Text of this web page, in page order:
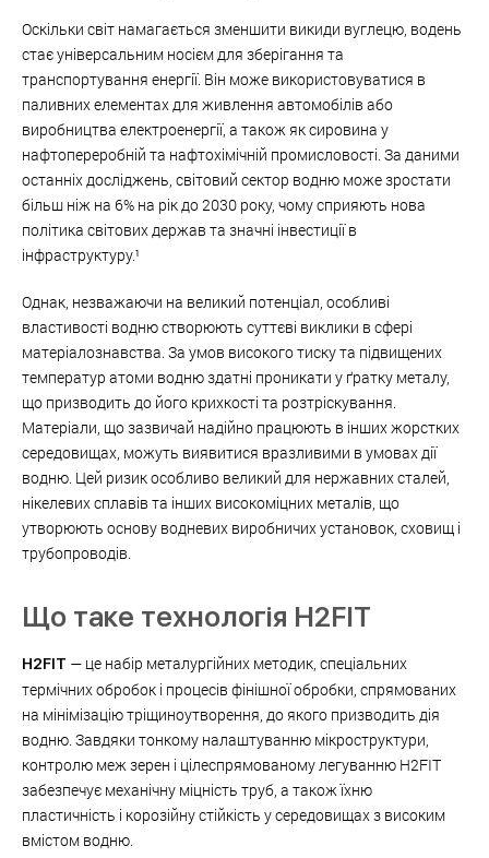
Оскільки світ намагається зменшити викиди вуглецю, водень
стає універсальним носієм для зберігання та
транспортування енергії. Він може використовуватися в
паливних елементах для живлення автомобілів або
виробництва електроенергії, а також як сировина у
нафтопереробній та нафтохімічній промисловості. За даними
останніх досліджень, світовий сектор водню може зростати
більш ніж на 6% на рік до 2030 року, чому сприяють нова
політика світових держав та значні інвестиції в
інфраструктуру.¹
Однак, незважаючи на великий потенціал, особливі
властивості водню створюють суттєві виклики в сфері
матеріалознавства. За умов високого тиску та підвищених
температур атоми водню здатні проникати у ґратку металу,
що призводить до його крихкості та розтріскування.
Матеріали, що зазвичай надійно працюють в інших жорстких
середовищах, можуть виявитися вразливими в умовах дії
водню. Цей ризик особливо великий для нержавних сталей,
нікелевих сплавів та інших високоміцних металів, що
утворюють основу водневих виробничих установок, сховищ і
трубопроводів.
Що таке технологія H2FIT
H2FIT — це набір металургійних методик, спеціальних
термічних обробок і процесів фінішної обробки, спрямованих
на мінімізацію тріщиноутворення, до якого призводить дія
водню. Завдяки тонкому налаштуванню мікроструктури,
контролю меж зерен і цілеспрямованому легуванню H2FIT
забезпечує механічну міцність труб, а також їхню
пластичність і корозійну стійкість у середовищах з високим
вмістом водню.